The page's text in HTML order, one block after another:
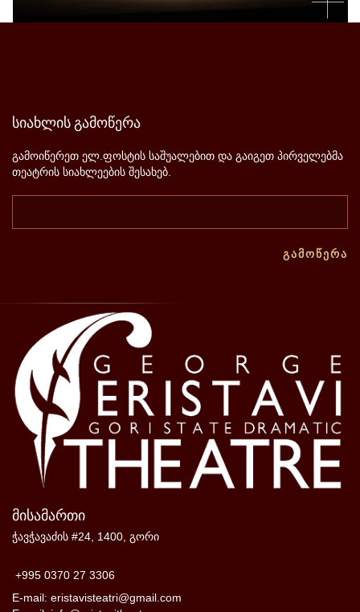
სიახლისგამოწერა
გამოიწერეთ ელ.ფოსტის საშუალებით და გაიგეთ პირველებმა
თეატრის სიახლეების შესახებ.
ᲒᲐᲛᲝᲬᲔᲠᲐ
მისამართი
ჭავჭავაძის #24, 1400, გორი
+995 0370 27 3306
E-mail: eristavisteatri@gmail.com